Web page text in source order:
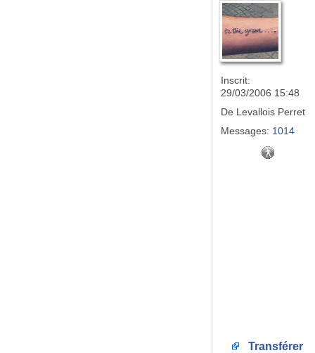
Inscrit:
29/03/2006 15:48
De Levallois Perret
Messages: 1014
Transférer